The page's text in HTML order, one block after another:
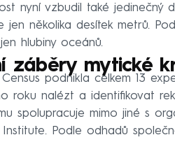
nyní vzbudil také jedinečný
jen několika desítek metrů.
hlubiny oceánů.
záběry mytické
podnikla celkem 13
roku nalézt a identifikovat
spolupracuje mimo jiné s
Podle odhadů